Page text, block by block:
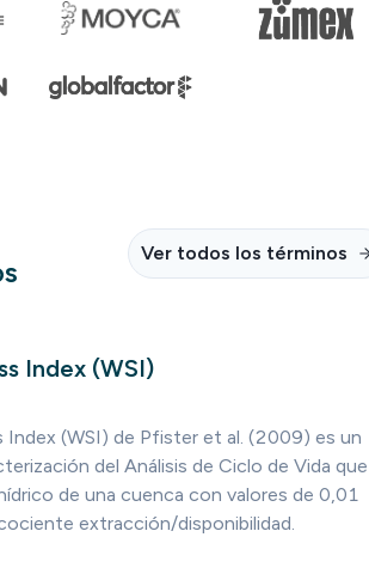
Ver todos los términos
Index (WSI)
Index (WSI) de Pfister et al. (2009) es un
del Análisis de Ciclo de Vida que
de una cuenca con valores de 0,01
extracción/disponibilidad.